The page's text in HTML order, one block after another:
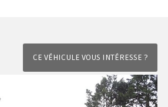
CE VÉHICULE VOUS INTÉRESSE ?